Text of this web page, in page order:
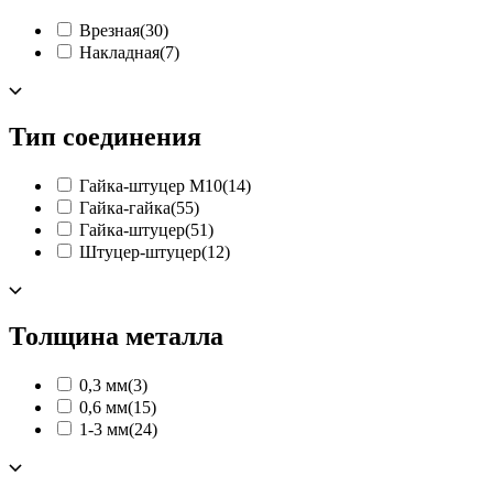
Врезная(30)
Накладная(7)
Тип соединения
Гайка-штуцер М10(14)
Гайка-гайка(55)
Гайка-штуцер(51)
Штуцер-штуцер(12)
Толщина металла
0,3 мм(3)
0,6 мм(15)
1-3 мм(24)